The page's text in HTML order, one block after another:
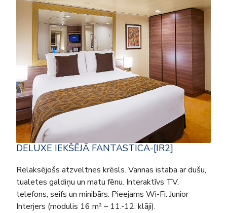
DELUXE IEKŠĒJĀ FANTASTICA-[IR2]
Relaksējošs atzveltnes krēsls. Vannas istaba ar dušu,
tualetes galdiņu un matu fēnu. Interaktīvs TV,
telefons, seifs un minibārs. Pieejams Wi-Fi. Junior
Interjers (modulis 16 m² – 11.-12. klāji).